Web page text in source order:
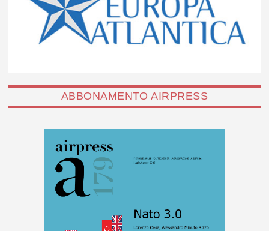
ABBONAMENTO AIRPRESS